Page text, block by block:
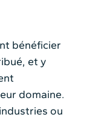
bénéficier
et y
domaine.
ou